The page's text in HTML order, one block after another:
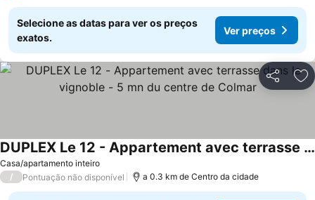
Selecione as datas para ver os preços
exatos.
Ver preços
Partilhar
Casa/apartamento inteiro
DUPLEX Le 12 - Appartement avec terrasse dans le vignoble - 5 mn du centre de Colmar
Ver preços
/ Pontuação não disponível a 0.3 km de Centro da cidade